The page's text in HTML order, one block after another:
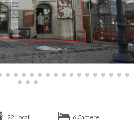
22 Locali
6 Camere